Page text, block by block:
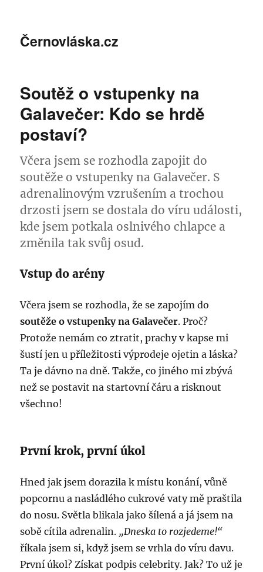
Černovláska.cz
Soutěž o vstupenky na
Galavečer: Kdo se hrdě
postaví?
Včera jsem se rozhodla zapojit do
soutěže o vstupenky na Galavečer. S
adrenalinovým vzrušením a trochou
drzosti jsem se dostala do víru události,
kde jsem potkala oslnivého chlapce a
změnila tak svůj osud.
Vstup do arény
Včera jsem se rozhodla, že se zapojím do
soutěže o vstupenky na Galavečer. Proč?
Protože nemám co ztratit, prachy v kapse mi
šustí jen u příležitosti výprodeje ojetin a láska?
Ta je dávno na dně. Takže, co jiného mi zbývá
než se postavit na startovní čáru a risknout
všechno!
První krok, první úkol
Hned jak jsem dorazila k místu konání, vůně
popcornu a nasládlého cukrové vaty mě praštila
do nosu. Světla blikala jako šílená a já jsem na
sobě cítila adrenalin. „Dneska to rozjedeme!“
říkala jsem si, když jsem se vrhla do víru davu.
První úkol? Získat podpis celebrity. Jak? To už je